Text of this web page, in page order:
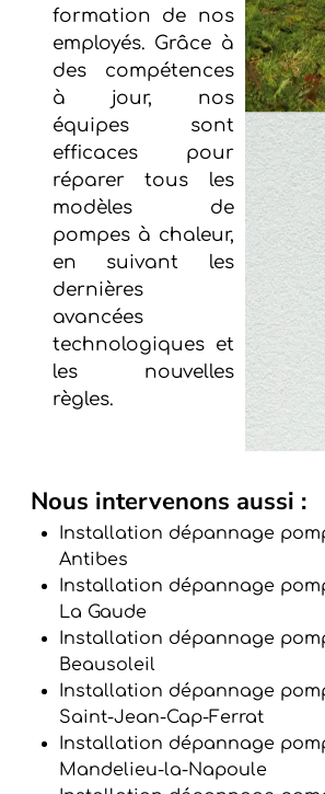
formation de nos
employés. Grâce à
des compétences
à jour, nos
équipes sont
efficaces pour
réparer tous les
modèles de
pompes à chaleur,
en suivant les
dernières
avancées
technologiques et
les nouvelles
règles.
Nous intervenons aussi :
Installation dépannage
Antibes
Installation dépannage
La Gaude
Installation dépannage
Beausoleil
Installation dépannage
Saint-Jean-Cap-Ferrat
Installation dépannage
Mandelieu-la-Napoule